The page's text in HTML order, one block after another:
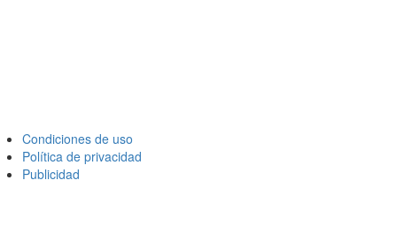
Condiciones de uso
Política de privacidad
Publicidad